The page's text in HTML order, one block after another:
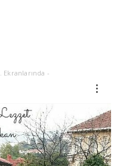
Ekranlarında -